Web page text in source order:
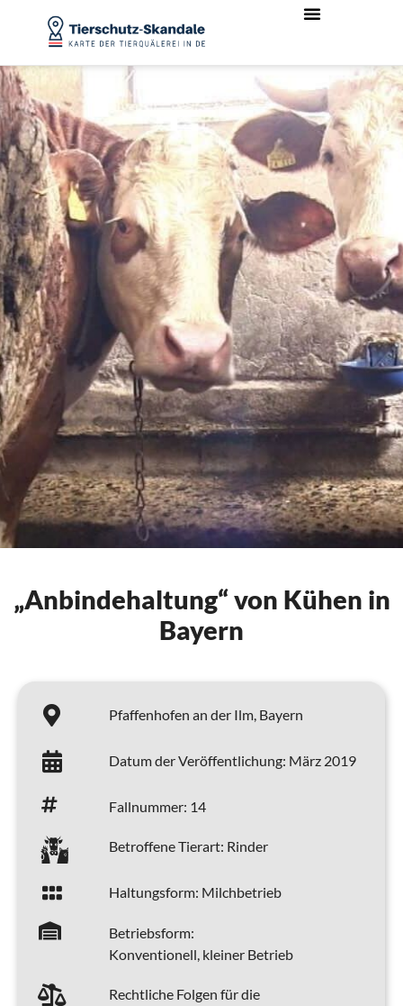
„Anbindehaltung“ von Kühen in
Bayern
Pfaffenhofen an der Ilm, Bayern
Datum der Veröffentlichung: März 2019
Fallnummer: 14
Betroffene Tierart: Rinder
Haltungsform: Milchbetrieb
Betriebsform:
Konventionell, kleiner Betrieb
Rechtliche Folgen für die